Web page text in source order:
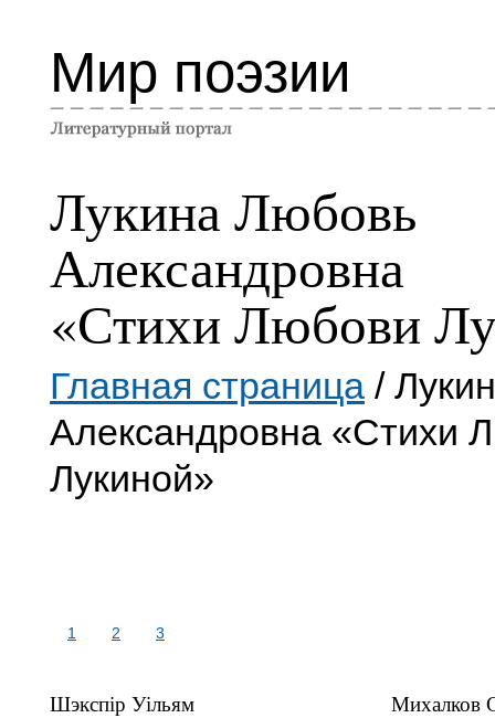
Мир поэзии
Лукина Любовь
Александровна
«Стихи Любови
Главная страница /
Александровна «Стихи
Лукиной»
1 2 3
Шэкспір Уільям Михалков